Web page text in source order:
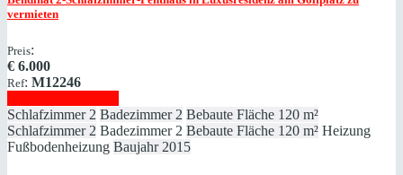
vermieten
Preis:
€ 6.000
Ref: M12246
Schlafzimmer 2 Badezimmer 2 Bebaute Fläche 120 m²
Schlafzimmer 2 Badezimmer 2 Bebaute Fläche 120 m² Heizung
Fußbodenheizung Baujahr 2015